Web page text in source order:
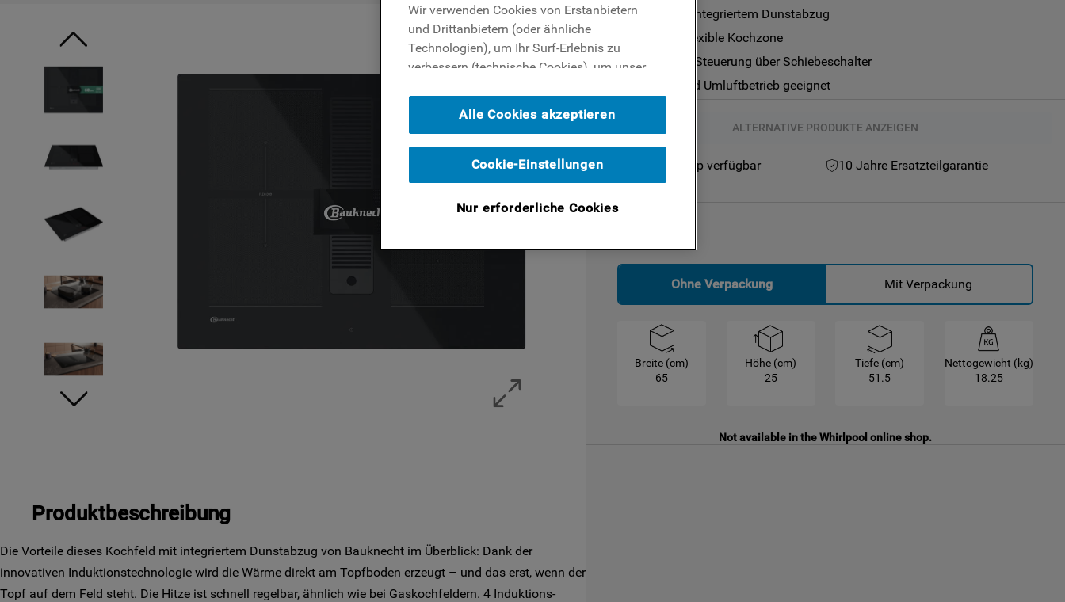
Produktbeschreibung
Die Vorteile dieses Kochfeld mit integriertem Dunstabzug von Bauknecht im Überblick: Dank der
innovativen Induktionstechnologie wird die Wärme direkt am Topfboden erzeugt – und das erst, wenn der
Topf auf dem Feld steht. Die Hitze ist schnell regelbar, ähnlich wie bei Gaskochfeldern. 4 Induktions-
Kochfeld mit integriertem Dunstabzug
Flexi Duo – flexible Kochzone
Elektronische Steuerung über Schiebeschalter
Für Abluft- und Umluftbetrieb geeignet
ALTERNATIVE PRODUKTE ANZEIGEN
Nicht im Online Shop verfügbar 10 Jahre Ersatzteilgarantie
Ohne Verpackung Mit Verpackung
Breite (cm)
65
Höhe (cm)
25
Tiefe (cm)
51.5
Nettogewicht (kg)
18.25
Not available in the Whirlpool online shop.
Wir verwenden Cookies von Erstanbietern
und Drittanbietern (oder ähnliche
Technologien), um Ihr Surf-Erlebnis zu
verbessern (technische Cookies), um unser
Surf-Aktivitäten und Interessen anzubieten
Schaltfläche ICH AKZEPTIERE COOKIES""
klicken, stimmen Sie der Verwendung all
unserer Cookies und der Weitergabe Ihrer
und Performance-Cookies eingeschaltet.
Alle Cookies akzeptieren
Cookie-Einstellungen
Nur erforderliche Cookies
indesit geschirrspüler